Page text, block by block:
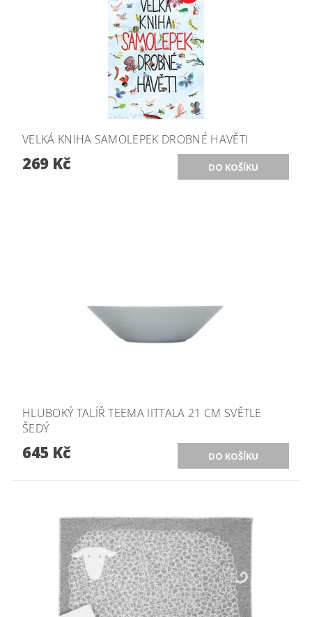
VELKÁ KNIHA SAMOLEPEK DROBNÉ HAVĚTI
269 Kč
HLUBOKÝ TALÍŘ TEEMA IITTALA 21 CM SVĚTLE
ŠEDÝ
645 Kč